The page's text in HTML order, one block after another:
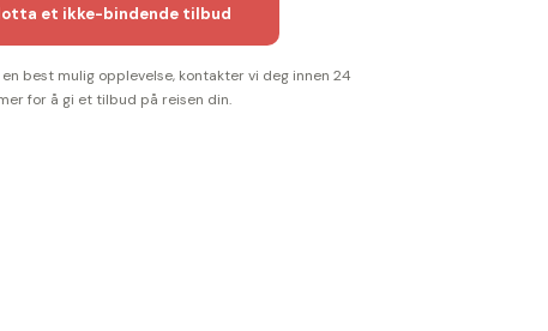
et ikke-bindende tilbud
best mulig opplevelse, kontakter vi deg innen 24
for å gi et tilbud på reisen din.